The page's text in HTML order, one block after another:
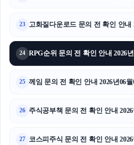
23 고화질다운로드 문의 전 확인 안내
24 RPG순위 문의 전 확인 안내 2026
25 께임 문의 전 확인 안내 2026년06월
26 주식공부책 문의 전 확인 안내
27 코스피주식 문의 전 확인 안내